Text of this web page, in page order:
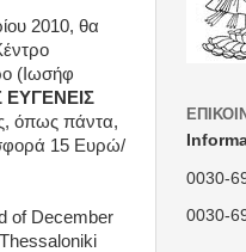
2010, θα
(Ιωσήφ
ΕΥΓΕΝΕΙΣ
όπως πάντα,
15 Ευρώ/
of December
0030-
0030-